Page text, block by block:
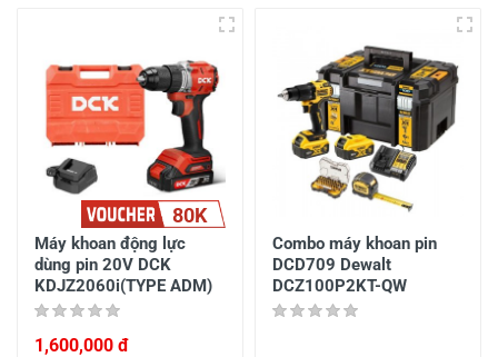
80K
Máy khoan động lực
dùng pin 20V DCK
KDJZ2060i(TYPE ADM)
1,600,000 đ
Combo máy khoan pin
DCD709 Dewalt
DCZ100P2KT-QW